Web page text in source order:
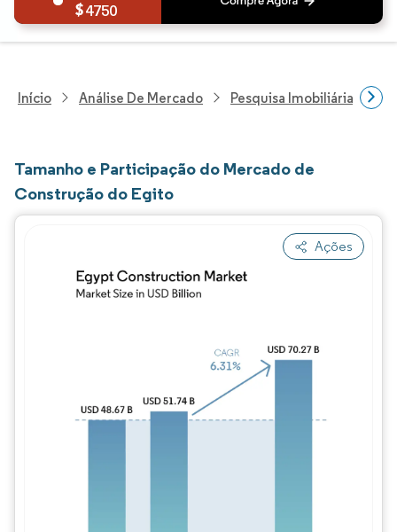
4750
Início Análise De Mercado Pesquisa Imobiliária E De
Tamanho e Participação do Mercado de
Construção do Egito
Ações